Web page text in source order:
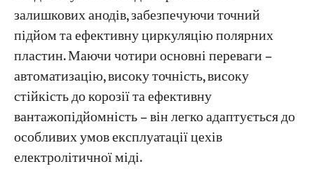
Проекти
Блоги
Новини
Програми
Зв'яжіться з нами
залишкових анодів, забезпечуючи точний
підйом та ефективну циркуляцію полярних
пластин. Маючи чотири основні переваги –
автоматизацію, високу точність, високу
стійкість до корозії та ефективну
вантажопідйомність – він легко адаптується до
особливих умов експлуатації цехів
електролітичної міді.